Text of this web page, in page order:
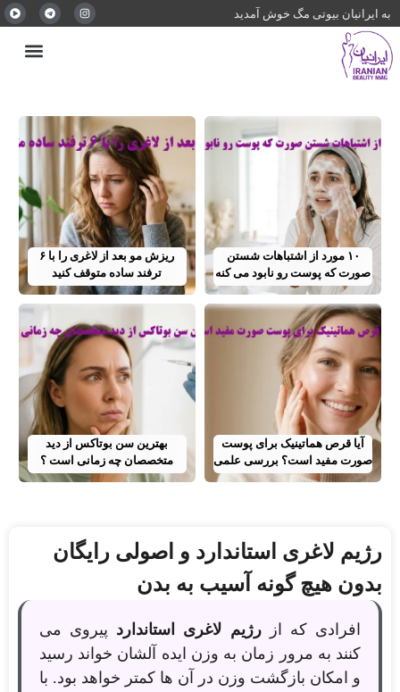
به ایرانیان بیوتی مگ خوش آمدید
۱۰ مورد از اشتباهات شستن
صورت که پوست رو نابود می کنه
ریزش مو بعد از لاغری را با ۶
ترفند ساده متوقف کنید
آیا قرص هماتینیک برای پوست
صورت مفید است؟ بررسی علمی
بهترین سن بوتاکس از دید
متخصصان چه زمانی است ؟
رژیم لاغری استاندارد و اصولی رایگان
بدون هیچ گونه آسیب به بدن
افرادی که ازرژیم لاغری استاندارد پیروی می
کنند به مرور زمان به وزن ایده آلشان خواند رسید
و امکان بازگشت وزن در آن ها کمتر خواهد بود. با